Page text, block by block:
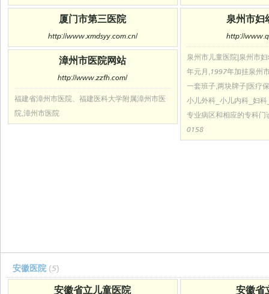
厦门市第三医院
http://www.xmdsyy.com.cn/
泉州市妇
http://
泉州市儿童医院|泉州市
年元月,1997年加挂泉州
一套班子,两块牌子|医疗
小儿外科_小儿内科_妇
专业病区和相应的专科
0158
漳州市医院网站
http://www.zzfh.com/
福建省漳州市医院、福建医科大学附属漳州市医
院,漳州市医院
安徽医院 (5)
安徽省立儿童医院 安徽省